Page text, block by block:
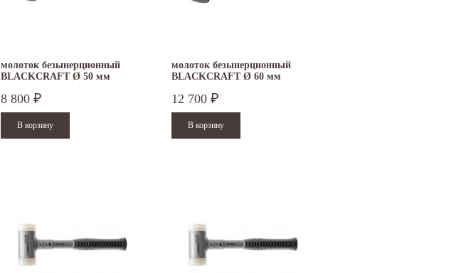
молоток безынерционный
BLACKCRAFT Ø 50 мм
8 800 ₽
молоток безынерционный
BLACKCRAFT Ø 60 мм
12 700 ₽